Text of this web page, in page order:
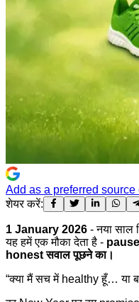
Add as a preferred source
शेयर करें:
1 January 2026 - नया साल
यह हमें एक मौका देता है -
honest सवाल पूछने का।
“क्या मैं सच में healthy हूँ… या